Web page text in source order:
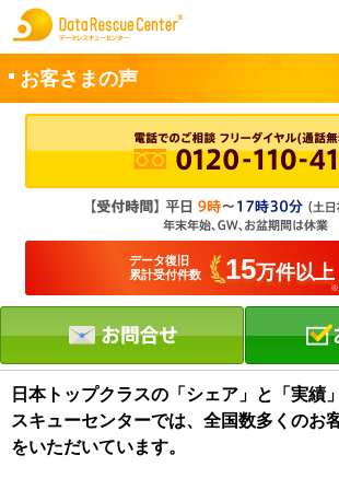
お客さまの声
データ復旧
累計受付件数
15万件以上
日本トップクラスの「シェア」と「実績
スキューセンターでは、全国数多くのお
をいただいています。
お申込方法
お問合せ
初めてのお客さまへ
サービスの流れ
データレスキューセンターの特徴
データ復旧料金
データ復旧事例